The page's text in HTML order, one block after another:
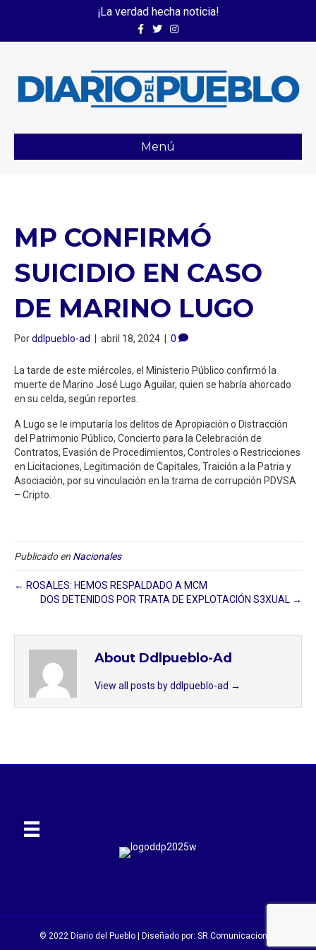
¡La verdad hecha noticia!
FacebookTwitterInstagram
Menú
MP CONFIRMÓ
SUICIDIO EN CASO
DE MARINO LUGO
Porddlpueblo-ad | abril 18, 2024 | 0
La tarde de este miércoles, el Ministerio Público confirmó la
muerte de Marino José Lugo Aguilar, quien se habría ahorcado
en su celda, según reportes.
A Lugo se le imputaría los delitos de Apropiación o Distracción
del Patrimonio Público, Concierto para la Celebración de
Contratos, Evasión de Procedimientos, Controles o Restricciones
en Licitaciones, Legitimación de Capitales, Traición a la Patria y
Asociación, por su vinculación en la trama de corrupción PDVSA
– Cripto.
Publicado en Nacionales
← ROSALES: HEMOS RESPALDADO A MCM
DOS DETENIDOS POR TRATA DE EXPLOTACIÓN S3XUAL →
About Ddlpueblo-Ad
View all posts by ddlpueblo-ad →
© 2022 Diario del Pueblo | Diseñado por: SR Comunicaciones